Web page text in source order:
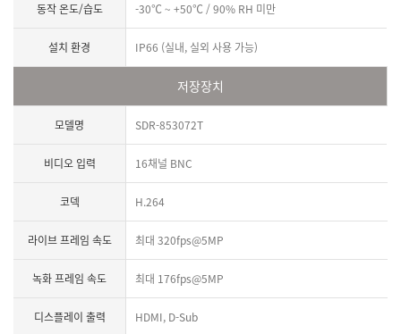
동작 온도/습도 -30℃ ~ +50℃ / 90% RH 미만
설치 환경 IP66 (실내, 실외 사용 가능)
저장장치
모델명 SDR-853072T
비디오 입력 16채널 BNC
코덱 H.264
라이브 프레임 속도 최대 320fps@5MP
녹화 프레임 속도 최대 176fps@5MP
디스플레이 출력 HDMI, D-Sub